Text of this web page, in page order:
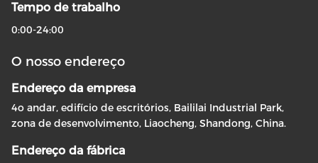
Tempo de trabalho
0:00-24:00
O nosso endereço
Endereço da empresa
4o andar, edifício de escritórios, Baililai Industrial Park,
zona de desenvolvimento, Liaocheng, Shandong, China.
Endereço da fábrica